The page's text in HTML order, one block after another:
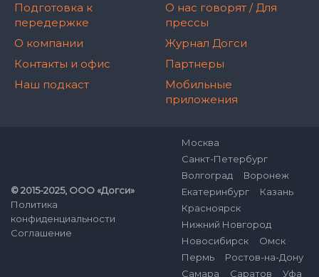
Подготовка к
передержке
О компании
Контакты и офис
Наш подкаст
О нас говорят / Для
прессы
Журнал Догси
Партнеры
Мобильные
приложения
© 2015-2025, ООО «Догси»
Политика
конфиденциальности
Соглашение
Москва
Санкт-Петербург
Волгоград
Воронеж
Екатеринбург
Казань
Красноярск
Нижний Новгород
Новосибирск
Омск
Пермь
Ростов-на-Дону
Самара
Саратов Уфа